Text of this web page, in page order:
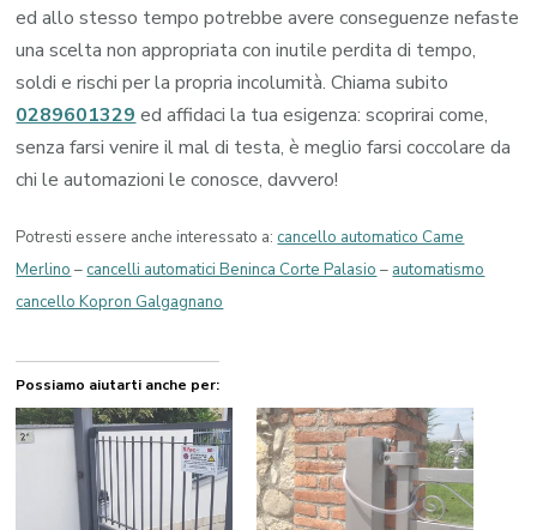
ed allo stesso tempo potrebbe avere conseguenze nefaste
una scelta non appropriata con inutile perdita di tempo,
soldi e rischi per la propria incolumità. Chiama subito
0289601329 ed affidaci la tua esigenza: scoprirai come,
senza farsi venire il mal di testa, è meglio farsi coccolare da
chi le automazioni le conosce, davvero!
Potresti essere anche interessato a:cancello automatico Came
Merlino –cancelli automatici Beninca Corte Palasio – automatismo
cancello Kopron Galgagnano
Possiamo aiutarti anche per: